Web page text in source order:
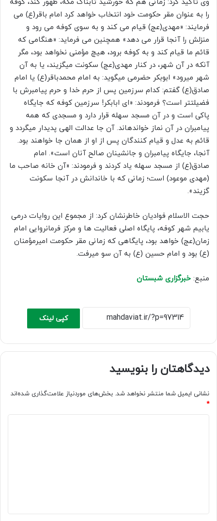
وی تأکید کرد: زمانی هم که خورشید تابناک مکه، ظهور کند، کوفه
را به عنوان مقر حکومت خود انتخاب خواهد کرد امام باقر(ع) می
‏فرمایند: «مهدی(عج) قیام می ‏کند و به سوی کوفه می‏ رود و
منزلش را آن‏جا قرار می ‏دهد» همچنین می‏ فرماید: «هنگامی که
قائم ما قیام کند و به کوفه برود، هیچ مؤمنی نخواهد بود، مگر
آنکه در آن شهر، در کنار مهدی(عج) سکونت می‏گزیند، یا به آن
شهر می‏رود» ابوبکر حضرمی می‏گوید: به امام محمدباقر(ع) یا امام
صادق(ع) گفتم: کدام سرزمین پس از حرم خدا و حرم پیامبرش با
فضیلت‏تر است؟ فرمودند: «ای ابابکر! سرزمین کوفه که جایگاه
پاکی است و در آن مسجد سهله قرار دارد و مسجدی که همه
پیامبران در آن نماز خوانده‏اند. آن جا عدالت الهی پدیدار می‏گردد و
قائم به عدل و قیام کنندگان پس از او از همان جا خواهند بود.
آن‏جا، جایگاه پیامبران و جانشینان صالح آنان است». امام
صادق(ع) از مسجد سهله یاد کردند و فرمودند: «آن خانه صاحب ما
(مهدی موعود) است؛ زمانی که با خاندانش در آن‏جا سکونت
گزیند».
حجت الاسلام فوادیان خاطرنشان کرد: از مجموع این روایات درمی
یابیم شهر کوفه، پایگاه اصلی فعالیت‏ ها و مرکز فرمانروایی امام
زمان(عج) خواهد بود، پایگاهی که زمانی مقر حکومت امیرمؤمنان
(ع) بود و امام حسین (ع) به آن سو می‏رفت.
منبع: خبرگزاری شبستان
کپی لینک
دیدگاهتان را بنویسید
نشانی ایمیل شما منتشر نخواهد شد. بخش‌های موردنیاز علامت‌گذاری شده‌اند
*